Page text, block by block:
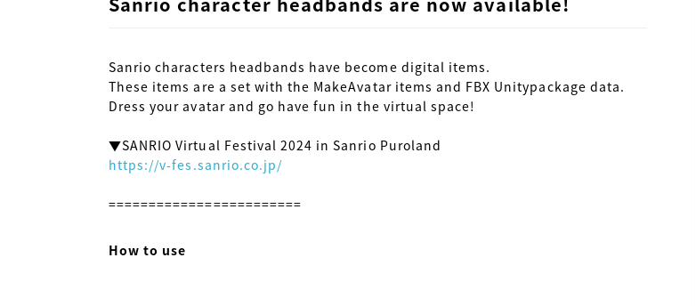
Sanrio characters headbands have become digital items.
These items are a set with the MakeAvatar items and FBX Unitypackage data.
Dress your avatar and go have fun in the virtual space!
https://v-fes.sanrio.co.jp/
========================
How to use